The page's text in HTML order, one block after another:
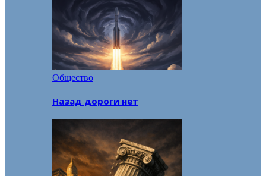
Общество
Назад дороги нет